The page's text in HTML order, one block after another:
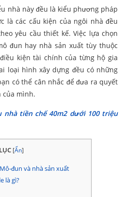
nhà này đều là kiểu phương pháp
là các cấu kiện của ngôi nhà đều
yêu cầu thiết kế. Việc lựa chọn
đun hay nhà sản xuất tùy thuộc
kiện tài chính của từng hộ gia
loại hình xây dựng đều có những
có thể cân nhắc để đưa ra quyết
của mình.
nhà tiền chế 40m2 dưới 100 triệu
[Ẩn]
đun và nhà sản xuất
là gì?